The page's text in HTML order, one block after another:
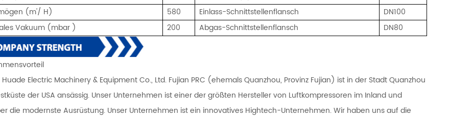
(m'/ H) 580 Einlass-Schnittstellenflansch
DN100
Vakuum (mbar ) 200 Abgas-Schnittstellenflansch DN80
Electric Machinery & Equipment Co., Ltd. Fujian PRC (ehemals Quanzhou, Provinz Fujian) ist in der Stadt Quanzhou
der USA ansässig. Unser Unternehmen ist einer der größten Hersteller von Luftkompressoren im Inland und
die modernste Ausrüstung. Unser Unternehmen ist ein innovatives Hightech-Unternehmen. Wir haben uns auf die